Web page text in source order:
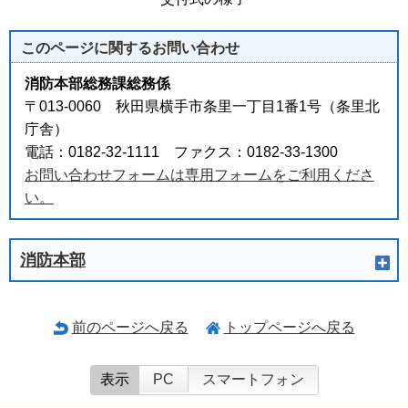
このページに関するお問い合わせ
消防本部総務課総務係
〒013-0060 秋田県横手市条里一丁目1番1号（条里北
庁舎）
電話：0182-32-1111 ファクス：0182-33-1300
お問い合わせフォームは専用フォームをご利用くださ
い。
消防本部
前のページへ戻る トップページへ戻る
表示 PC スマートフォン